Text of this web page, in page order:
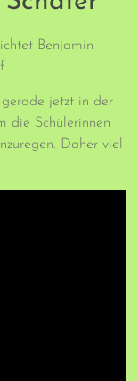
Benjamin
jetzt in der
die Schülerinnen
Daher viel